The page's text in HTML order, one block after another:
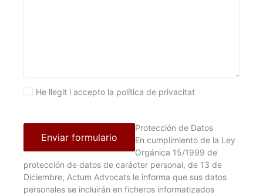
He llegit i accepto la política de privacitat
Protección de Datos
En cumplimiento de la Ley
Orgánica 15/1999 de
protección de datos de carácter personal, de 13 de
Diciembre, Actum Advocats le informa que sus datos
personales se incluirán en ficheros informatizados